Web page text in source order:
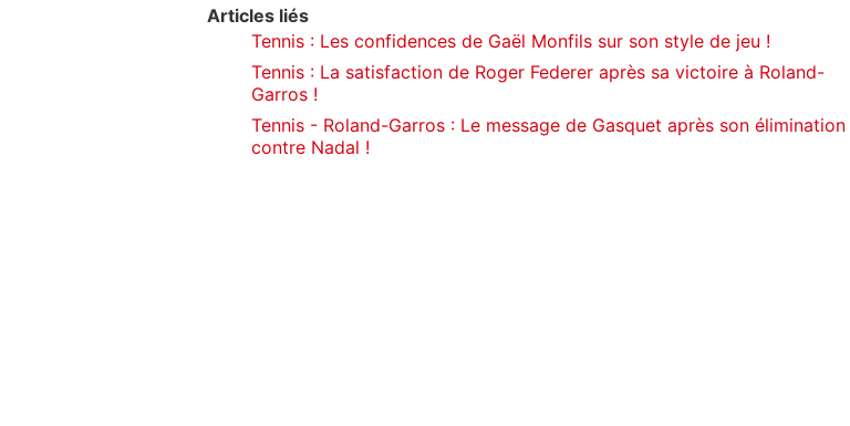
Articles liés
Tennis : Les confidences de Gaël Monfils sur son style de jeu !
Tennis : La satisfaction de Roger Federer après sa victoire à Roland-
Garros !
Tennis - Roland-Garros : Le message de Gasquet après son élimination
contre Nadal !